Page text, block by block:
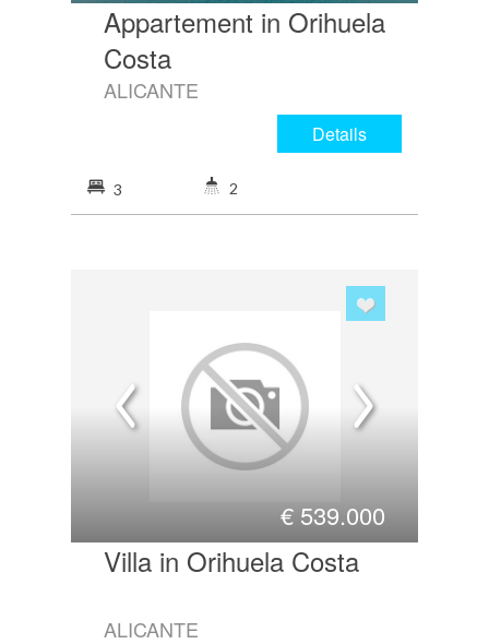
Appartement in Orihuela
Costa
ALICANTE
Details
3 2
€ 539.000
Villa in Orihuela Costa
ALICANTE